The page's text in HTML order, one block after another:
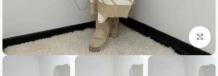
بزرگنمایی تصویر